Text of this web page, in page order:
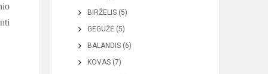
BIRŽELIS (5)
GEGUŽĖ (5)
BALANDIS (6)
KOVAS (7)